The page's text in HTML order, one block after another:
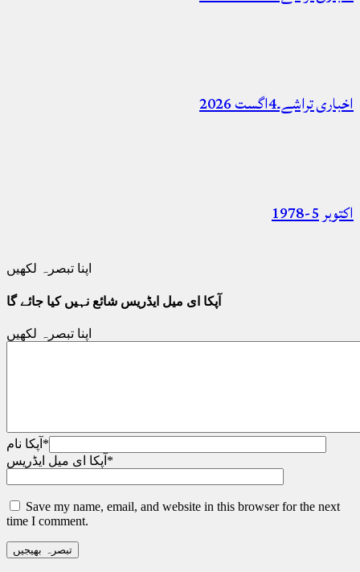
اخباری تراشے۔4اگست 2026
اکتوبر 5-1978
اپنا تبصرہ لکھیں
آپکا ای میل ایڈریس شائع نہیں کیا جائے گا
اپنا تبصرہ لکھیں
آپکا نام *
آپکا ای میل ایڈریس *
Save my name, email, and website in this browser for the next
time I comment.